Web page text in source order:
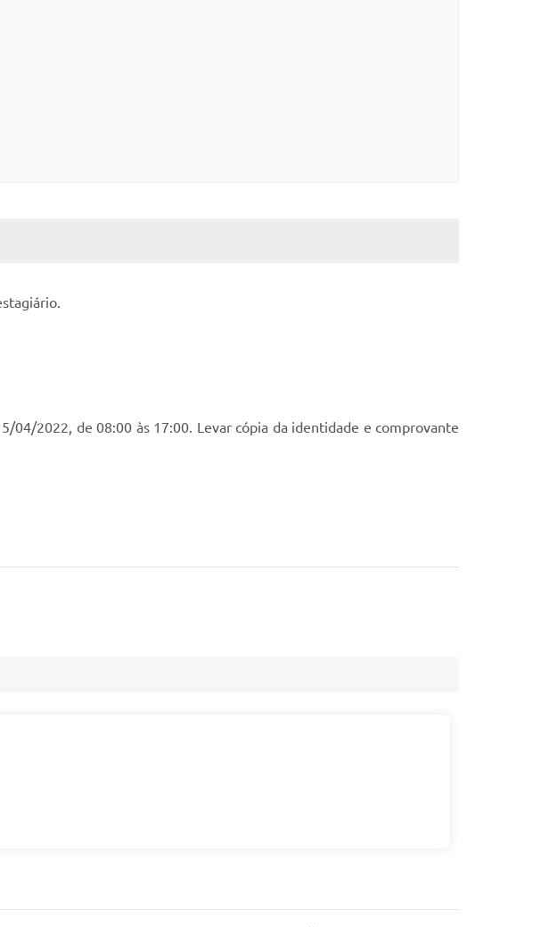
04/2022, de 08:00 às 17:00. Levar cópia da identidade e comprovante